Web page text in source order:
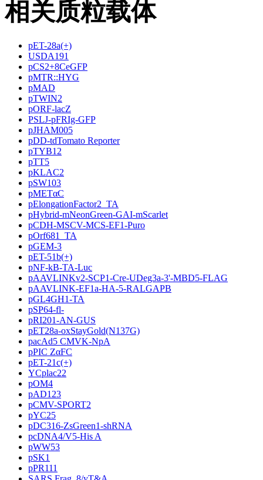
相关质粒载体
pET-28a(+)
USDA191
pCS2+8CeGFP
pMTR::HYG
pMAD
pTWIN2
pORF-lacZ
PSLJ-pFRIg-GFP
pJHAM005
pDD-tdTomato Reporter
pTYB12
pTT5
pKLAC2
pSW103
pMETαC
pElongationFactor2_TA
pHybrid-mNeonGreen-GAI-mScarlet
pCDH-MSCV-MCS-EF1-Puro
pOrf681_TA
pGEM-3
pET-51b(+)
pNF-kB-TA-Luc
pAAVLINKv2-SCP1-Cre-UDeg3a-3'-MBD5-FLAG
pAAVLINK-EF1a-HA-5-RALGAPB
pGL4GH1-TA
pSP64-fl-
pRI201-AN-GUS
pET28a-oxStayGold(N137G)
pacAd5 CMVK-NpA
pPIC ZαFC
pET-21c(+)
YCplac22
pOM4
pAD123
pCMV-SPORT2
pYC25
pDC316-ZsGreen1-shRNA
pcDNA4/V5-His A
pWW53
pSK1
pPR111